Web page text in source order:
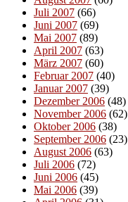
Juli 2007 (66)
Juni 2007 (69)
Mai 2007 (89)
April 2007 (63)
März 2007 (60)
Februar 2007 (40)
Januar 2007 (39)
Dezember 2006 (48)
November 2006 (62)
Oktober 2006 (38)
September 2006 (23)
August 2006 (63)
Juli 2006 (72)
Juni 2006 (45)
Mai 2006 (39)